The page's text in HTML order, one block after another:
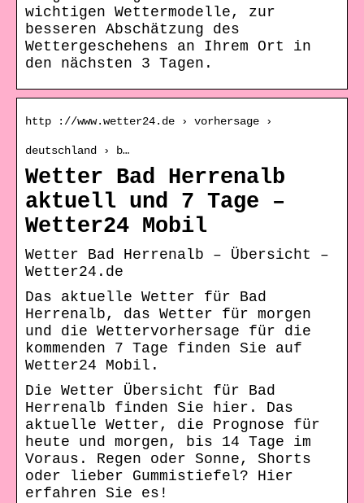
wichtigen Wettermodelle, zur
besseren Abschätzung des
Wettergeschehens an Ihrem Ort in
den nächsten 3 Tagen.
http ://www.wetter24.de › vorhersage ›
deutschland › b…
Wetter Bad Herrenalb
aktuell und 7 Tage –
Wetter24 Mobil
Wetter Bad Herrenalb – Übersicht –
Wetter24.de
Das aktuelle Wetter für Bad
Herrenalb, das Wetter für morgen
und die Wettervorhersage für die
kommenden 7 Tage finden Sie auf
Wetter24 Mobil.
Die Wetter Übersicht für Bad
Herrenalb finden Sie hier. Das
aktuelle Wetter, die Prognose für
heute und morgen, bis 14 Tage im
Voraus. Regen oder Sonne, Shorts
oder lieber Gummistiefel? Hier
erfahren Sie es!